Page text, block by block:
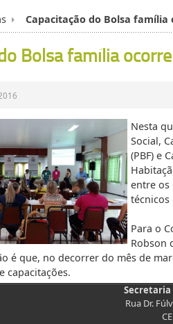
Capacitação do Bolsa
Bolsa família
Nesta
Social,
(PBF) e
entre os
técnicos
Para o
Robson
é que, no decorrer do mês de
capacitações.
Secretaria
Rua Dr.